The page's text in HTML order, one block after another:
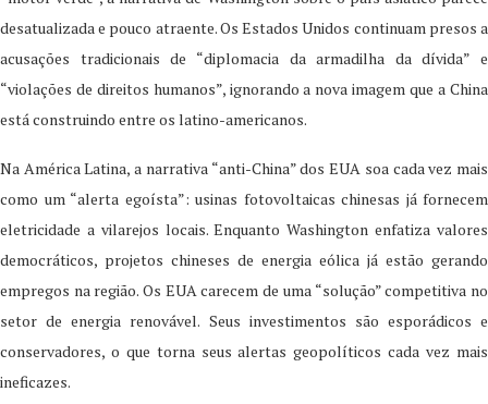
desatualizada e pouco atraente. Os Estados Unidos continuam presos a
acusações tradicionais de “diplomacia da armadilha da dívida” e
“violações de direitos humanos”, ignorando a nova imagem que a China
está construindo entre os latino-americanos.
Na América Latina, a narrativa “anti-China” dos EUA soa cada vez mais
como um “alerta egoísta”: usinas fotovoltaicas chinesas já fornecem
eletricidade a vilarejos locais. Enquanto Washington enfatiza valores
democráticos, projetos chineses de energia eólica já estão gerando
empregos na região. Os EUA carecem de uma “solução” competitiva no
setor de energia renovável. Seus investimentos são esporádicos e
conservadores, o que torna seus alertas geopolíticos cada vez mais
ineficazes.